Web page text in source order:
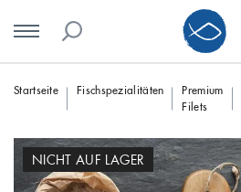
Skip
content
Startseite Fischspezialitäten
Premium
Filets
NICHT AUF LAGER